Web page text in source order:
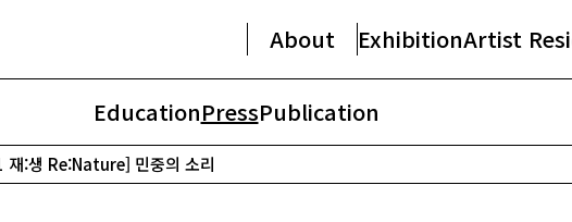
About ExhibitionArtist
EducationPressPublication
:생 Re:Nature] 민중의 소리